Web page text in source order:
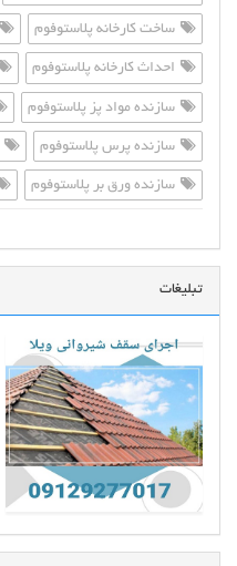
ساخت کارخانه پلاستوفوم
احداث کارخانه پلاستوفوم
سازنده مواد پز پلاستوفوم
سازنده پرس پلاستوفوم
سازنده ورق بر پلاستوفوم
تبلیغات